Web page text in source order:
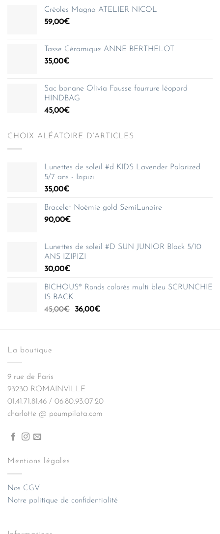
Créoles Magna ATELIER NICOL
59,00€
Tasse Céramique ANNE BERTHELOT
35,00€
Sac banane Olivia Fausse fourrure léopard
HINDBAG
45,00€
CHOIX ALÉATOIRE D’ARTICLES
Lunettes de soleil #d KIDS Lavender Polarized
5/7 ans - Izipizi
35,00€
Bracelet Noémie gold SemiLunaire
90,00€
Lunettes de soleil #D SUN JUNIOR Black 5/10
ANS IZIPIZI
30,00€
BICHOUS® Ronds colorés multi bleu SCRUNCHIE
IS BACK
45,00€
Le
36,00€Le
La boutique
9 rue de Paris
93230 ROMAINVILLE
01.41.71.81.46 / 06.80.93.07.20
charlotte @ poumpilata.com
Mentions légales
Nos CGV
Notre politique de confidentialité